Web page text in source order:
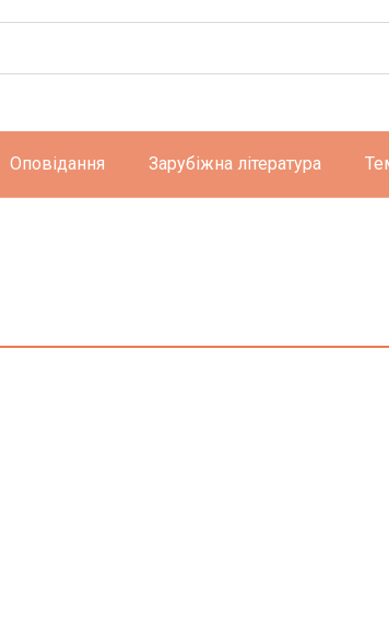
Оповідання Зарубіжна література